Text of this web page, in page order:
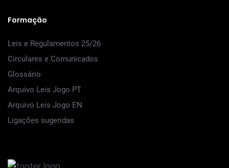
Formação
Leis e Regulamentos 25/26
Circulares e Comunicados
Glossário
Arquivo Leis Jogo PT
Arquivo Leis Jogo EN
Ligações sugeridas